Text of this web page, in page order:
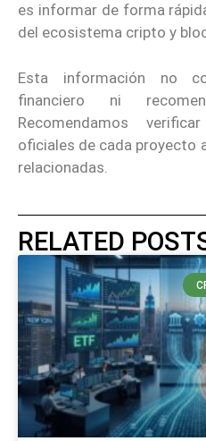
es informar de forma
del ecosistema cripto y
Esta información no
financiero ni
Recomendamos
oficiales de cada proyecto
relacionadas.
RELATED